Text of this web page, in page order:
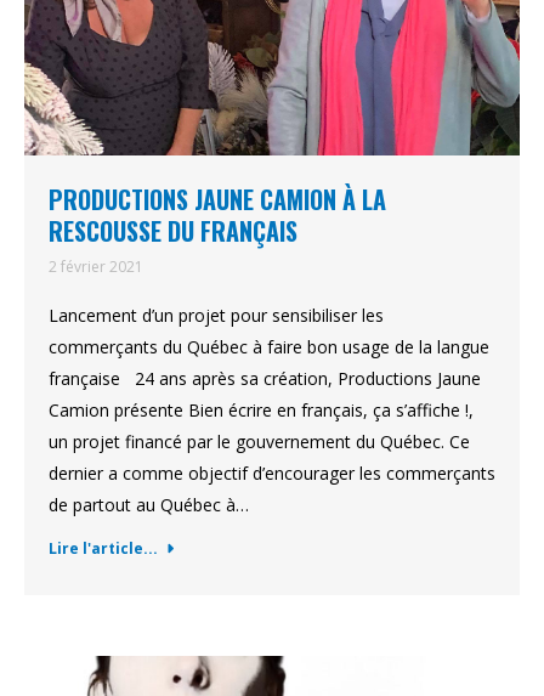
PRODUCTIONS JAUNE CAMION À LA
RESCOUSSE DU FRANÇAIS
2 février 2021
Lancement d’un projet pour sensibiliser les
commerçants du Québec à faire bon usage de la langue
française 24 ans après sa création, Productions Jaune
Camion présente Bien écrire en français, ça s’affiche !,
un projet financé par le gouvernement du Québec. Ce
dernier a comme objectif d’encourager les commerçants
de partout au Québec à…
Lire l'article...